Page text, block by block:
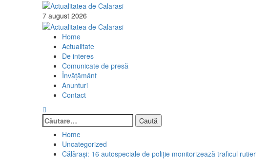
7 august 2026
Primary
Menu
Home
Actualitate
De interes
Comunicate de presă
Învăţământ
Anunturi
Contact
Caută
după:
Home
Uncategorized
Călărași: 16 autospeciale de poliţie monitorizează traficul rutier